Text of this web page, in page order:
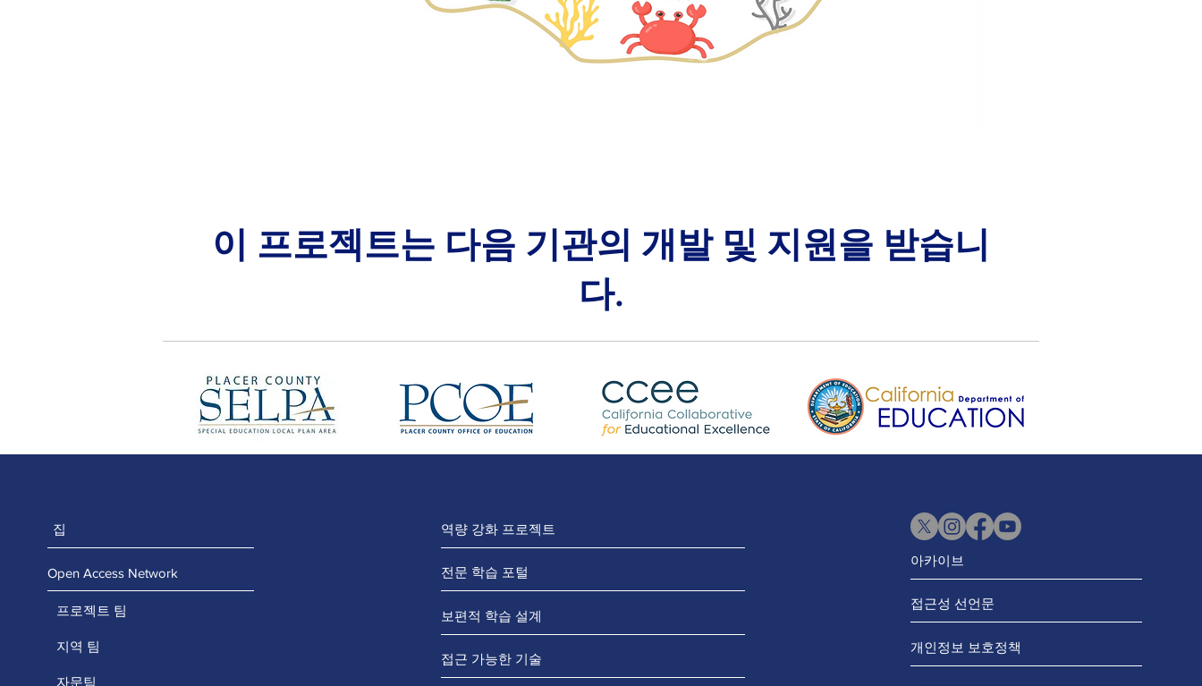
이 프로젝트는 다음 기관의 개발 및 지원을 받습니
다.
집
Open Access Network
프로젝트 팀
지역 팀
자문팀
역량 강화 프로젝트
전문 학습 포털
보편적 학습 설계
접근 가능한 기술
아카이브
접근성 선언문
개인정보 보호정책